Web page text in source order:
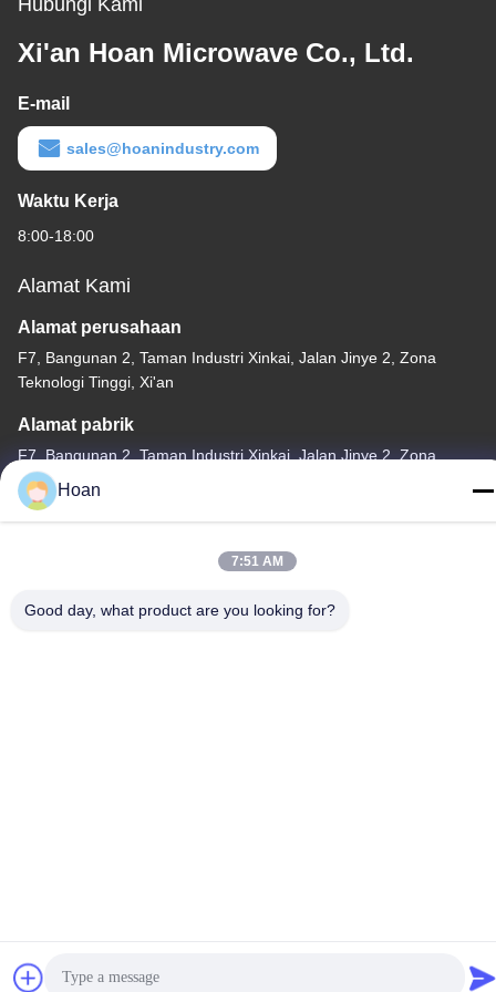
Hubungi Kami
Xi'an Hoan Microwave Co., Ltd.
E-mail
sales@hoanindustry.com
Waktu Kerja
8:00-18:00
Alamat Kami
Alamat perusahaan
F7, Bangunan 2, Taman Industri Xinkai, Jalan Jinye 2, Zona
Teknologi Tinggi, Xi'an
Alamat pabrik
F7, Bangunan 2, Taman Industri Xinkai, Jalan Jinye 2, Zona
Teknologi Tinggi, Xi'an
Telp
Hoan
7:51 AM
Good day, what product are you looking for?